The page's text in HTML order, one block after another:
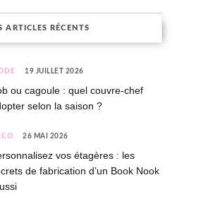
ARTICLES RÉCENTS
19 JUILLET 2026
ou cagoule : quel couvre-chef
selon la saison ?
26 MAI 2026
vos étagères : les
de fabrication d’un Book Nook